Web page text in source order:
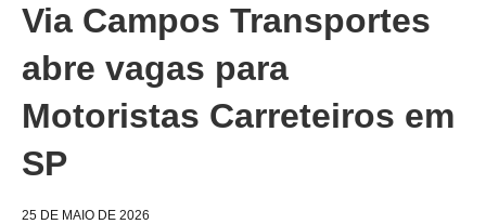
Via Campos Transportes
abre vagas para
Motoristas Carreteiros em
SP
25 DE MAIO DE 2026